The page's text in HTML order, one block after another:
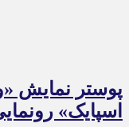
پوستر نمایش
اسپایک»